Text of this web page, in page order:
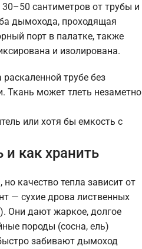
сантиметров от трубы и
дымохода, проходящая
порт в палатке, также
и изолирована.
трубе без
Ткань может тлеть незаметно
или хотя бы емкость с
как хранить
качество тепла зависит от
— сухие дрова лиственных
Они дают жаркое, долгое
породы (сосна, ель)
забивают дымоход